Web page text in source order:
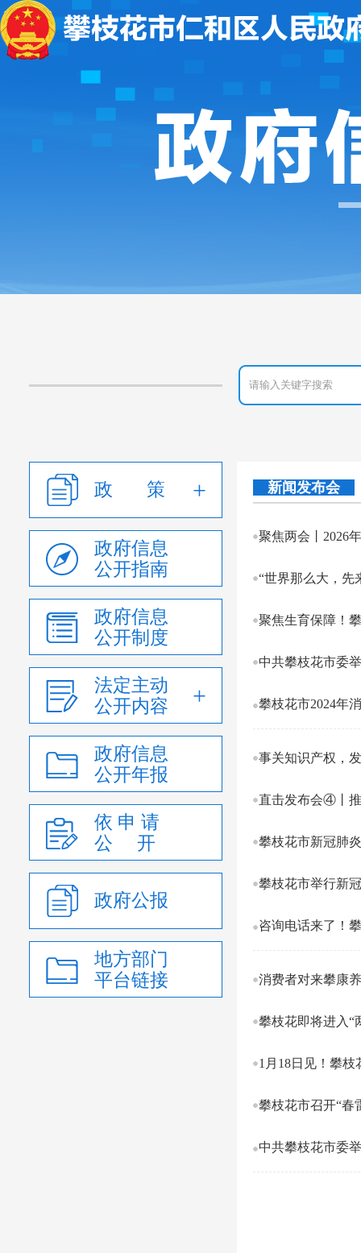
政 策
政府信息
公开指南
政府信息
公开制度
法定主动
公开内容
政府信息
公开年报
依 申 请
公 开
政府公报
地方部门
平台链接
新闻发布会
聚焦两会丨2026
“世界那么大，先
聚焦生育保障！
中共攀枝花市委
攀枝花市2024年
事关知识产权，
直击发布会④丨
攀枝花市新冠肺
攀枝花市举行新
咨询电话来了！
消费者对来攀康
攀枝花即将进入“
1月18日见！攀枝
攀枝花市召开“春
中共攀枝花市委